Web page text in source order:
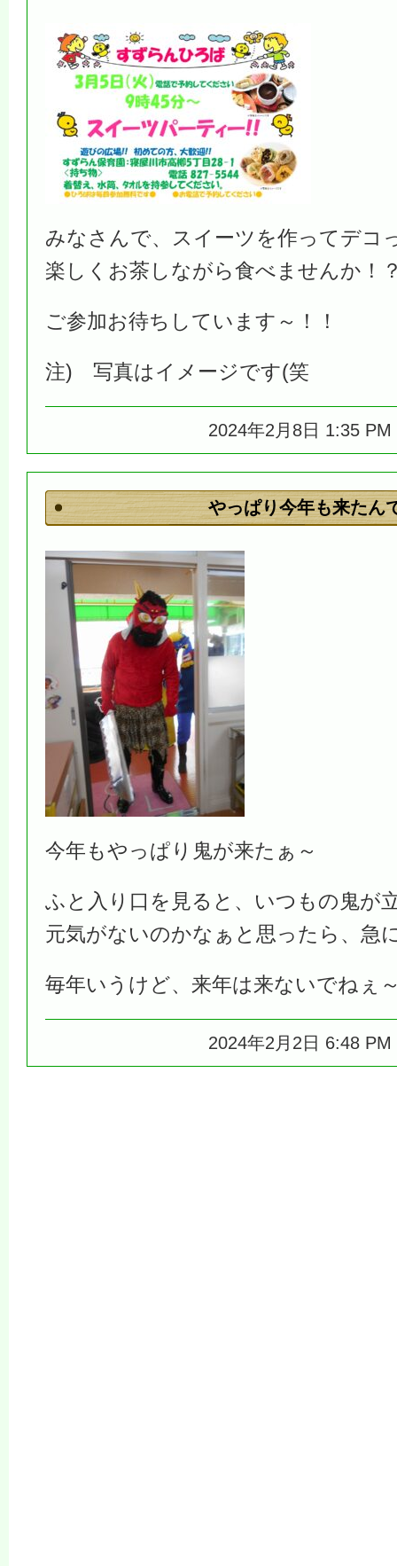
みなさんで、スイーツを作ってデコ
楽しくお茶しながら食べませんか！
ご参加お待ちしています～！！
注) 写真はイメージです(笑
2024年2月8日 1:35
やっぱり今年も来たん
今年もやっぱり鬼が来たぁ～
ふと入り口を見ると、いつもの鬼が
元気がないのかなぁと思ったら、急
毎年いうけど、来年は来ないでねぇ
2024年2月2日 6:48